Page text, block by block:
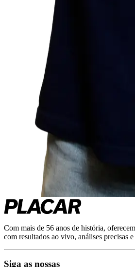
Com mais de 56 anos de história,
com resultados ao vivo, análises precisas
Siga as nossas